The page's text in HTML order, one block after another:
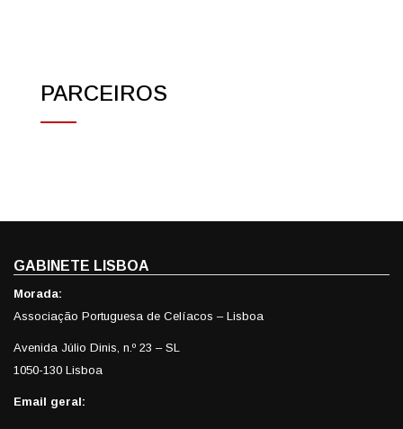
PARCEIROS
GABINETE LISBOA
Morada:
Associação Portuguesa de Celíacos – Lisboa
Avenida Júlio Dinis, n.º 23 – SL
1050-130 Lisboa
Email geral: